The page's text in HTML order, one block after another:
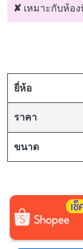
✘ เหมาะกับห้อ
ยี่ห้อ
ราคา
ขนาด